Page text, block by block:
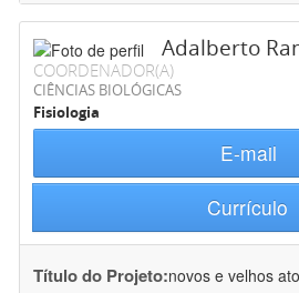
Adalberto
COORDENADOR(A)
CIÊNCIAS BIOLÓGICAS
Fisiologia
E-mail
Currículo
Título do Projeto:novos e velhos